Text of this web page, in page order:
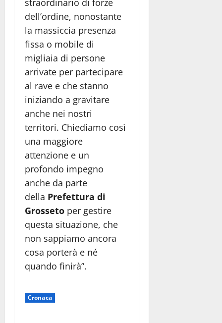
dell’ordine, nonostante
la massiccia presenza
fissa o mobile di
migliaia di persone
arrivate per partecipare
al rave e che stanno
iniziando a gravitare
anche nei nostri
territori. Chiediamo così
una maggiore
attenzione e un
profondo impegno
anche da parte
della Prefettura di
Grosseto per gestire
questa situazione, che
non sappiamo ancora
cosa porterà e né
quando finirà”.
Cronaca